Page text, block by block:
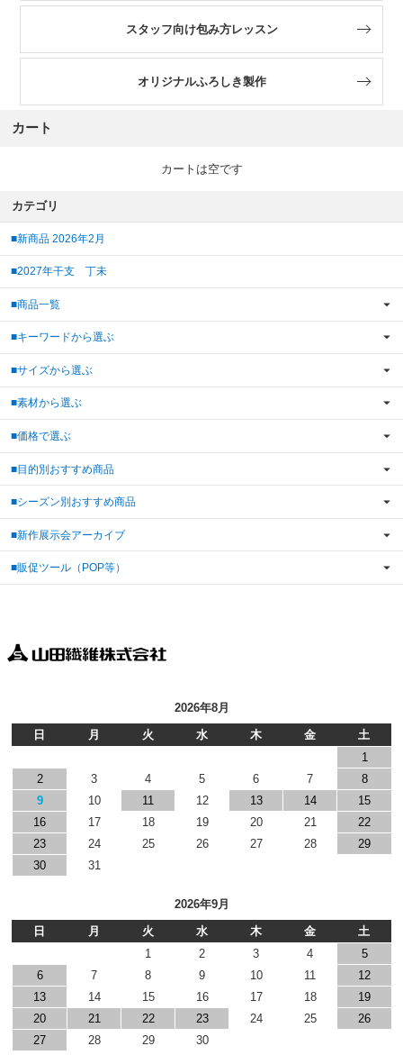
スタッフ向け包み方レッスン
オリジナルふろしき製作
カート
カートは空です
カテゴリ
■新商品 2026年2月
■2027年干支 丁未
■商品一覧
■キーワードから選ぶ
■サイズから選ぶ
■素材から選ぶ
■価格で選ぶ
■目的別おすすめ商品
■シーズン別おすすめ商品
■新作展示会アーカイブ
■販促ツール（POP等）
2026年8月
日
月 火 水 木 金
土
1
2
3 4 5 6 7
8
9
10 11 12 13 14
15
16
17 18 19 20 21
22
23
24 25 26 27 28
29
30
31
2026年9月
日
月 火 水 木 金
土
1
2 3 4
5
6
7 8 9 10 11
12
13
14 15 16 17 18
19
20
21 22 23 24 25
26
27
28 29 30